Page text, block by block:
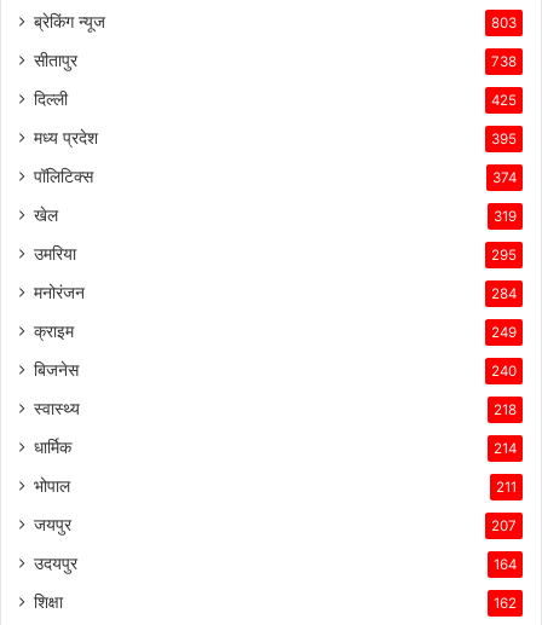
ब्रेकिंग न्यूज 803
सीतापुर 738
दिल्ली 425
मध्य प्रदेश 395
पॉलिटिक्स 374
खेल 319
उमरिया 295
मनोरंजन 284
क्राइम 249
बिजनेस 240
स्वास्थ्य 218
धार्मिक 214
भोपाल 211
जयपुर 207
उदयपुर 164
शिक्षा 162